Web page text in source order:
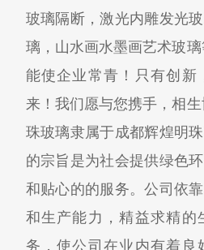
玻璃隔断，激光内雕发光
璃，山水画水墨画艺术玻
能使企业常青！只有创新
来！我们愿与您携手，相
珠玻璃隶属于成都辉煌明
的宗旨是为社会提供绿色
和贴心的的服务。公司依
和生产能力，精益求精的
务，使公司在业内有着良